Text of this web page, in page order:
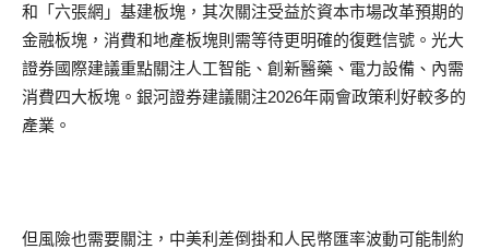
和「六張網」基建板塊，其次關注受益於資本市場改革預期的
金融板塊，消費和地產板塊則需等待更明確的復甦信號。光大
證券國際建議重點關注人工智能、創新醫藥、電力設備、內需
消費四大板塊。銀河證券建議關注2026年兩會政策利好較多的
產業。
但風險也需要關注，中美利差倒掛和人民幣匯率波動可能制約